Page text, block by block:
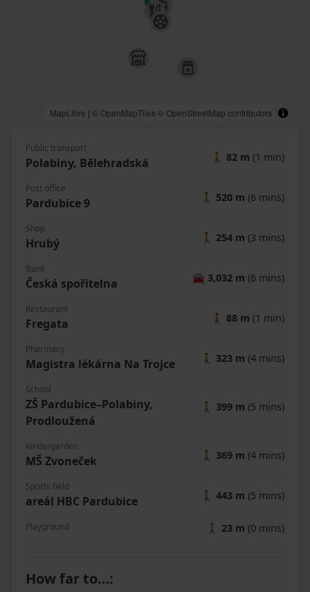
MapLibre | © OpenMapTiles © OpenStreetMap contributors
Public transport
Polabiny, Bělehradská 🚶 82 m (1 min)
Post office
Pardubice 9 🚶 520 m (6 mins)
Shop
Hrubý 🚶 254 m (3 mins)
Bank
Česká spořitelna 🚘 3,032 m (6 mins)
Restaurant
Fregata 🚶 88 m (1 min)
Pharmacy
Magistra lékárna Na Trojce 🚶 323 m (4 mins)
School
ZŠ Pardubice–Polabiny,
Prodloužená
🚶 399 m (5 mins)
Kindergarden
MŠ Zvoneček 🚶 369 m (4 mins)
Sports field
areál HBC Pardubice 🚶 443 m (5 mins)
Playground 🚶 23 m (0 mins)
How far to…: